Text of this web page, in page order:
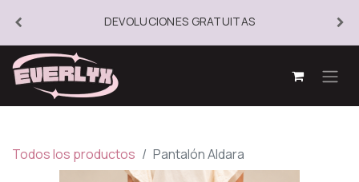
DEVOLUCIONES GRATUITAS
Todos los productos Pantalón Aldara